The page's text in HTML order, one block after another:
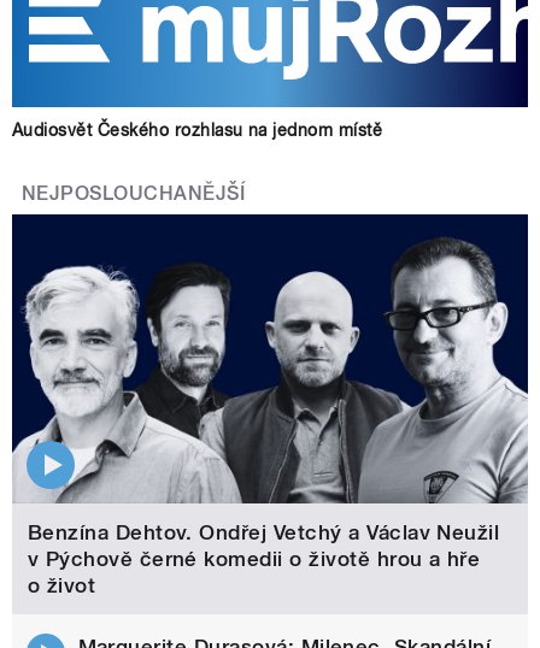
Audiosvět Českého rozhlasu na jednom místě
NEJPOSLOUCHANĚJŠÍ
Benzína Dehtov. Ondřej Vetchý a Václav Neužil
v Pýchově černé komedii o životě hrou a hře
o život